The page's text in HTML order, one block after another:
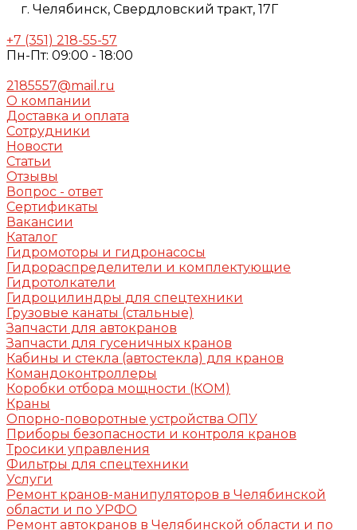
г. Челябинск, Свердловский тракт, 17Г
+7 (351) 218-55-57
Пн-Пт: 09:00 - 18:00
2185557@mail.ru
О компании
Доставка и оплата
Сотрудники
Новости
Статьи
Отзывы
Вопрос - ответ
Сертификаты
Вакансии
Каталог
Гидромоторы и гидронасосы
Гидрораспределители и комплектующие
Гидротолкатели
Гидроцилиндры для спецтехники
Грузовые канаты (стальные)
Запчасти для автокранов
Запчасти для гусеничных кранов
Кабины и стекла (автостекла) для кранов
Командоконтроллеры
Коробки отбора мощности (КОМ)
Краны
Опорно-поворотные устройства ОПУ
Приборы безопасности и контроля кранов
Тросики управления
Фильтры для спецтехники
Услуги
Ремонт кранов-манипуляторов в Челябинской
области и по УРФО
Ремонт автокранов в Челябинской области и по